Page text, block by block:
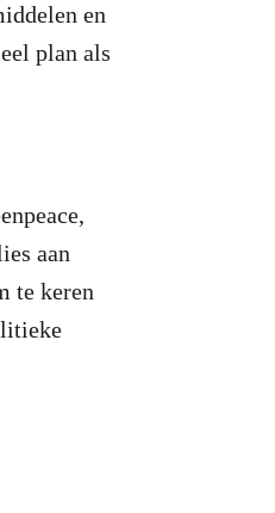
en
plan als
aan
te keren